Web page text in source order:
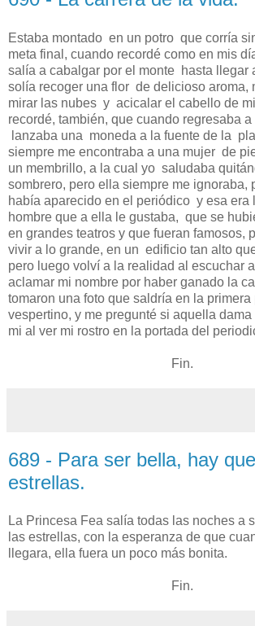
Estaba montado en un potro que corría
meta final, cuando recordé como en mis
salía a cabalgar por el monte hasta llegar
solía recoger una flor de delicioso aroma,
mirar las nubes y acicalar el cabello de
recordé, también, que cuando regresaba
lanzaba una moneda a la fuente de la
siempre me encontraba a una mujer de
un membrillo, a la cual yo saludaba
sombrero, pero ella siempre me ignoraba,
había aparecido en el periódico y esa era
hombre que a ella le gustaba, que se
en grandes teatros y que fueran famosos,
vivir a lo grande, en un edificio tan alto
pero luego volví a la realidad al escuchar
aclamar mi nombre por haber ganado la
tomaron una foto que saldría en la
vespertino, y me pregunté si aquella
mi al ver mi rostro en la portada del
Fin.
689 - Para ser bella, hay
estrellas.
La Princesa Fea salía todas las noches a
las estrellas, con la esperanza de que
llegara, ella fuera un poco más bonita.
Fin.